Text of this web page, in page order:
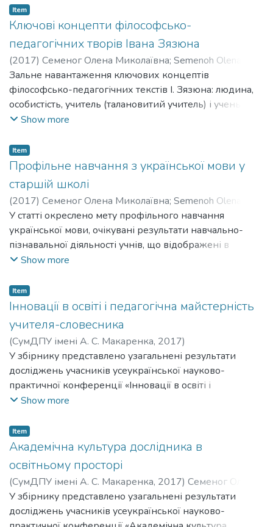
мовної, комунікативної, лінгвокультурної,
лінгвокраїнознавчої, фольклорної, літературної,
педагогічної, психологічної, методичної) та їх
реалізацію в навчально-пізнавальній підготовці
майбутніх учителів-словесників.
Item
Ключові концепти філософсько-
педагогічних творів Івана Зязюна
(2017) Семеног Олена Миколаївна; Semenoh Olena
Mykolaivna
Зальне навантаження ключових концептів
філософсько-педагогічних текстів І. Зязюна: людина,
особистість, учитель (талановитий учитель) і учень
(талановитий учень), радість, краса, педагогічна дія,
педагогічної майстерності у вимірах лінгвоаксіології
Show more
Item
Профільне навчання з української мови у
старшій школі
(2017) Семеног Олена Миколаївна; Semenoh Olena
Mykolaivna;Мацько Любов Іванівна;Matsko Liubov
Ivanivna
У статті окреслено мету профільного навчання
української мови, очікувані результати навчально-
пізнавальної діяльності учнів, що відображені в
компонентах ключових і предметна компетентність.
Show more
Item
Інновації в освіті і педагогічна майстерність
учителя-словесника
(СумДПУ імені А. С. Макаренка, 2017)
У збірнику представлено узагальнені результати
досліджень учасників усеукраїнської науково-
практичної конференції «Інновації в освіті і
педагогічна майстерність учителя-словесника».
майстерність учителя у вимірах інноваційних підходів;
режисура педагогічної дії учителя; сучасний урок в
умовах імплементації Концепції «Нова українська
школа»; евристичні технології у фаховій підготовці
майбутнього вчителя; професійна комунікація у добу
цифрових технологій.
Збірник рекомендовано для широкого кола фахівців,
Show more
Item
Академічна культура дослідника в
освітньому просторі
(СумДПУ імені А. С. Макаренка, 2017) Семеног Олена
Миколаївна;Semenoh Olena Mykolaivna ;Semenikhina
Olena Volodymyrivna;Семеніхіна Олена Володимирівна
У збірнику представлено узагальнені результати
досліджень учасників усеукраїнської науково-